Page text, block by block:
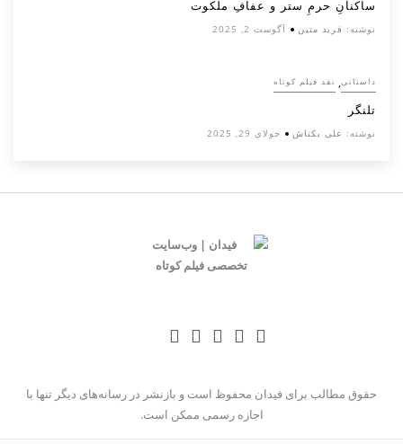
ساکنانِ حرمِ ستر و عفافِ ملکوت
نوشته: فرید متین آگوست 2, 2025
داستانی, نقد فیلم کوتاه
تلنگر
نوشته: علی بکتاش جولای 29, 2025
حقوق مطالب برای فیدان محفوظ است و بازنشر در رسانه‌های دیگر تنها با
اجازه رسمی ممکن است.